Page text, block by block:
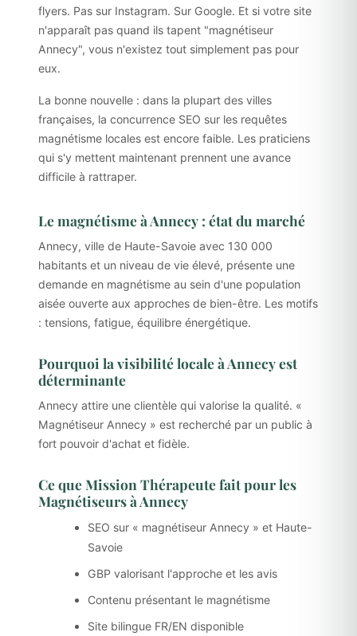
flyers. Pas sur Instagram. Sur Google. Et si votre site
n'apparaît pas quand ils tapent "magnétiseur
Annecy", vous n'existez tout simplement pas pour
eux.
La bonne nouvelle : dans la plupart des villes
françaises, la concurrence SEO sur les requêtes
magnétisme locales est encore faible. Les praticiens
qui s'y mettent maintenant prennent une avance
difficile à rattraper.
Le magnétisme à Annecy : état du marché
Annecy, ville de Haute-Savoie avec 130 000
habitants et un niveau de vie élevé, présente une
demande en magnétisme au sein d'une population
aisée ouverte aux approches de bien-être. Les motifs
: tensions, fatigue, équilibre énergétique.
Pourquoi la visibilité locale à Annecy est
déterminante
Annecy attire une clientèle qui valorise la qualité. «
Magnétiseur Annecy » est recherché par un public à
fort pouvoir d'achat et fidèle.
Ce que Mission Thérapeute fait pour les
Magnétiseurs à Annecy
SEO sur « magnétiseur Annecy » et Haute-
Savoie
GBP valorisant l'approche et les avis
Contenu présentant le magnétisme
Site bilingue FR/EN disponible